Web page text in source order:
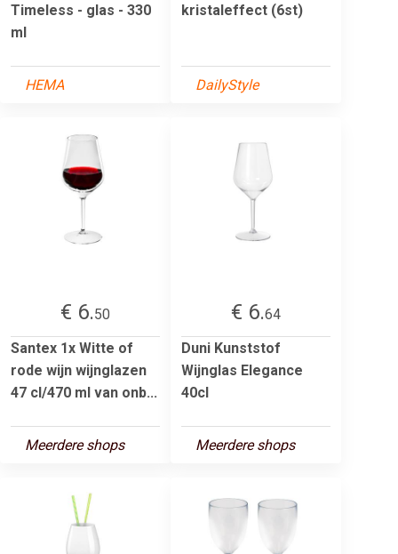
Timeless - glas - 330
ml
HEMA
kristaleffect (6st)
DailyStyle
€ 6.50
Santex 1x Witte of
rode wijn wijnglazen
47 cl/470 ml van onb...
Meerdere shops
€ 6.64
Duni Kunststof
Wijnglas Elegance
40cl
Meerdere shops